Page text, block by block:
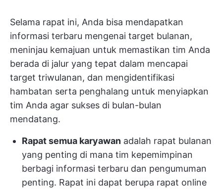
Selama rapat ini, Anda bisa mendapatkan
informasi terbaru mengenai target bulanan,
meninjau kemajuan untuk memastikan tim Anda
berada di jalur yang tepat dalam mencapai
target triwulanan, dan mengidentifikasi
hambatan serta penghalang untuk menyiapkan
tim Anda agar sukses di bulan-bulan
mendatang.
Rapat semua karyawan adalah rapat bulanan
yang penting di mana tim kepemimpinan
berbagi informasi terbaru dan pengumuman
penting. Rapat ini dapat berupa rapat online